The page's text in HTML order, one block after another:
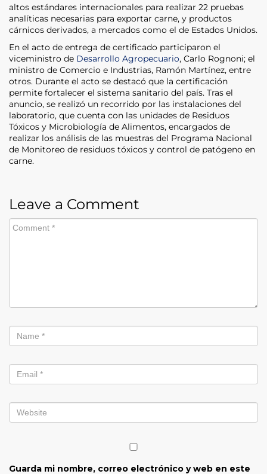
altos estándares internacionales para realizar 22 pruebas
analíticas necesarias para exportar carne, y productos
cárnicos derivados, a mercados como el de Estados Unidos.
En el acto de entrega de certificado participaron el
viceministro de Desarrollo Agropecuario, Carlo Rognoni; el
ministro de Comercio e Industrias, Ramón Martínez, entre
otros. Durante el acto se destacó que la certificación
permite fortalecer el sistema sanitario del país. Tras el
anuncio, se realizó un recorrido por las instalaciones del
laboratorio, que cuenta con las unidades de Residuos
Tóxicos y Microbiología de Alimentos, encargados de
realizar los análisis de las muestras del Programa Nacional
de Monitoreo de residuos tóxicos y control de patógeno en
carne.
Leave a Comment
Guarda mi nombre, correo electrónico y web en este